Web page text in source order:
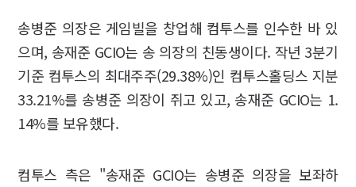
송병준 의장은 게임빌을 창업해 컴투스를 인수한 바 있
으며, 송재준 GCIO는 송 의장의 친동생이다. 작년 3분기
기준 컴투스의 최대주주(29.38%)인 컴투스홀딩스 지분
33.21%를 송병준 의장이 쥐고 있고, 송재준 GCIO는 1.
14%를 보유했다.
컴투스 측은 "송재준 GCIO는 송병준 의장을 보좌하